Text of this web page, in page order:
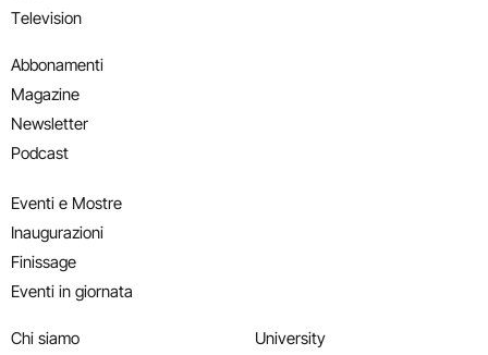
Television
Abbonamenti
Magazine
Newsletter
Podcast
Eventi e Mostre
Inaugurazioni
Finissage
Eventi in giornata
Chi siamo
University